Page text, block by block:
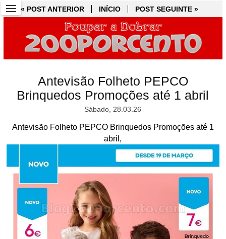
« POST ANTERIOR INÍCIO POST SEGUINTE »
Antevisão Folheto PEPCO
Brinquedos Promoções até 1 abril
Sábado, 28.03.26
Antevisão Folheto PEPCO Brinquedos Promoções até 1
abril,
« POST ANTERIOR INÍCIO POST SEGUINTE »